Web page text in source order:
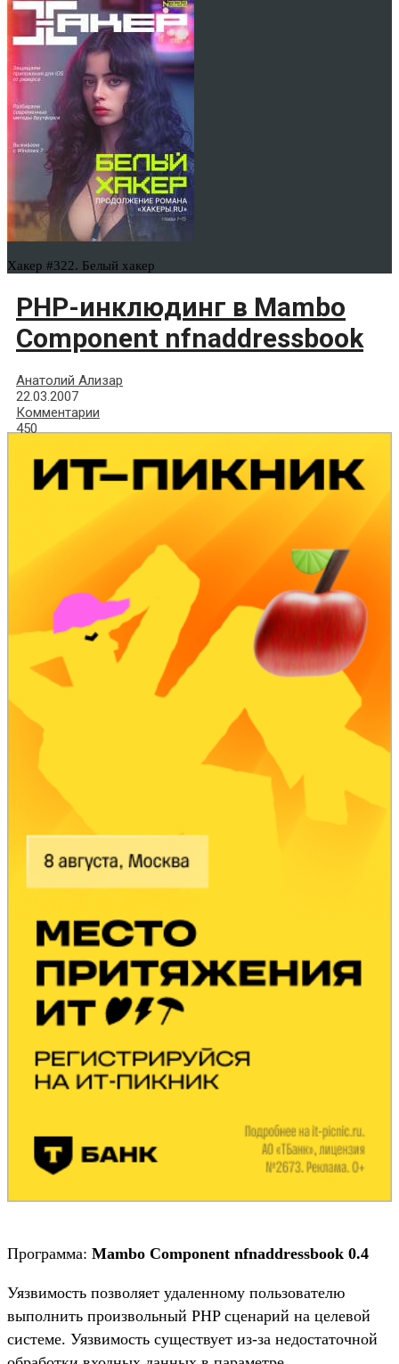
Хакер #322. Белый хакер
PHP-инклюдинг в Mambo
Component nfnaddressbook
Анатолий Ализар
22.03.2007
Комментарии
450
Программа: Mambo Component nfnaddressbook 0.4
Уязвимость позволяет удаленному пользователю
выполнить произвольный PHP сценарий на целевой
системе. Уязвимость существует из-за недостаточной